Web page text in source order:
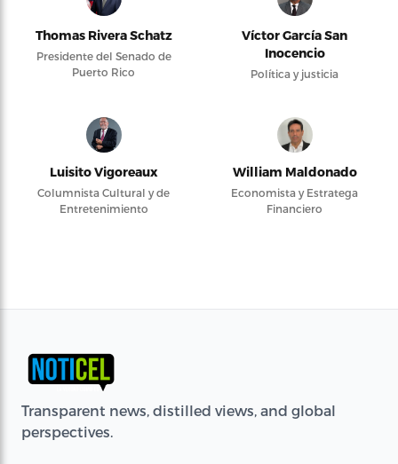
Thomas Rivera Schatz
Presidente del Senado de
Puerto Rico
Víctor García San
Inocencio
Política y justicia
Luisito Vigoreaux
Columnista Cultural y de
Entretenimiento
William Maldonado
Economista y Estratega
Financiero
Transparent news, distilled views, and global
perspectives.